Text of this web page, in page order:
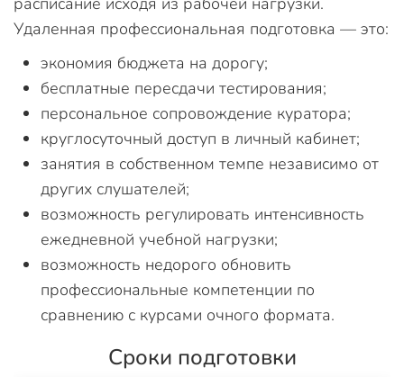
Удаленная профессиональная подготовка — это:
экономия бюджета на дорогу;
бесплатные пересдачи тестирования;
персональное сопровождение куратора;
круглосуточный доступ в личный кабинет;
занятия в собственном темпе независимо от
других слушателей;
возможность регулировать интенсивность
ежедневной учебной нагрузки;
возможность недорого обновить
профессиональные компетенции по
сравнению с курсами очного формата.
Сроки подготовки